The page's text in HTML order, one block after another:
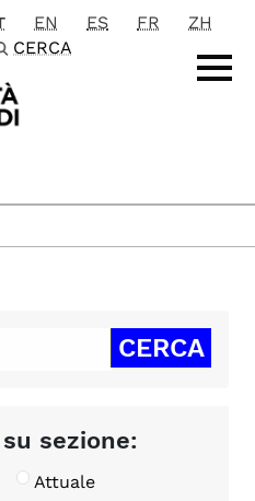
principale
EN ES FR
ZH
CERCA
sezione:
Attuale